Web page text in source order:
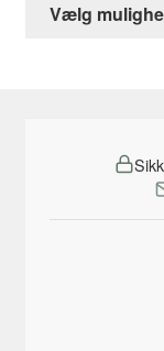
Vælg